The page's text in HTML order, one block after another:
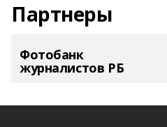
Партнеры
Фотобанк
журналистов РБ